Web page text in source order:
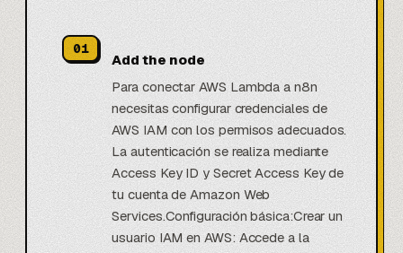
01
Add the node
Para conectar AWS Lambda a n8n
necesitas configurar credenciales de
AWS IAM con los permisos adecuados.
La autenticación se realiza mediante
Access Key ID y Secret Access Key de
tu cuenta de Amazon Web
Services.Configuración básica:Crear un
usuario IAM en AWS: Accede a la